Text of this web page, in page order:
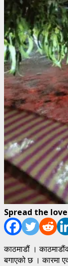
Spread the love
काठमाडौं ।
बगाएको छ । कारमा